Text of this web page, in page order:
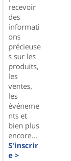
recevoir
des
informati
ons
précieuse
s sur les
produits,
les
ventes,
les
événeme
nts et
bien plus
encore...
S'inscrir
e >